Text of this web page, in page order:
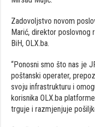
Zadovoljstvo novom
Marić, direktor poslovnog
BiH, OLX.ba.
“Ponosni smo što nas je
poštanski operater,
svoju infrastrukturu i
korisnika OLX.ba
trguje i razmjenjuje